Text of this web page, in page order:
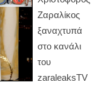
Ζαραλίκος
ξαναχτυπά
στο κανάλι
του
zaraleaksTV